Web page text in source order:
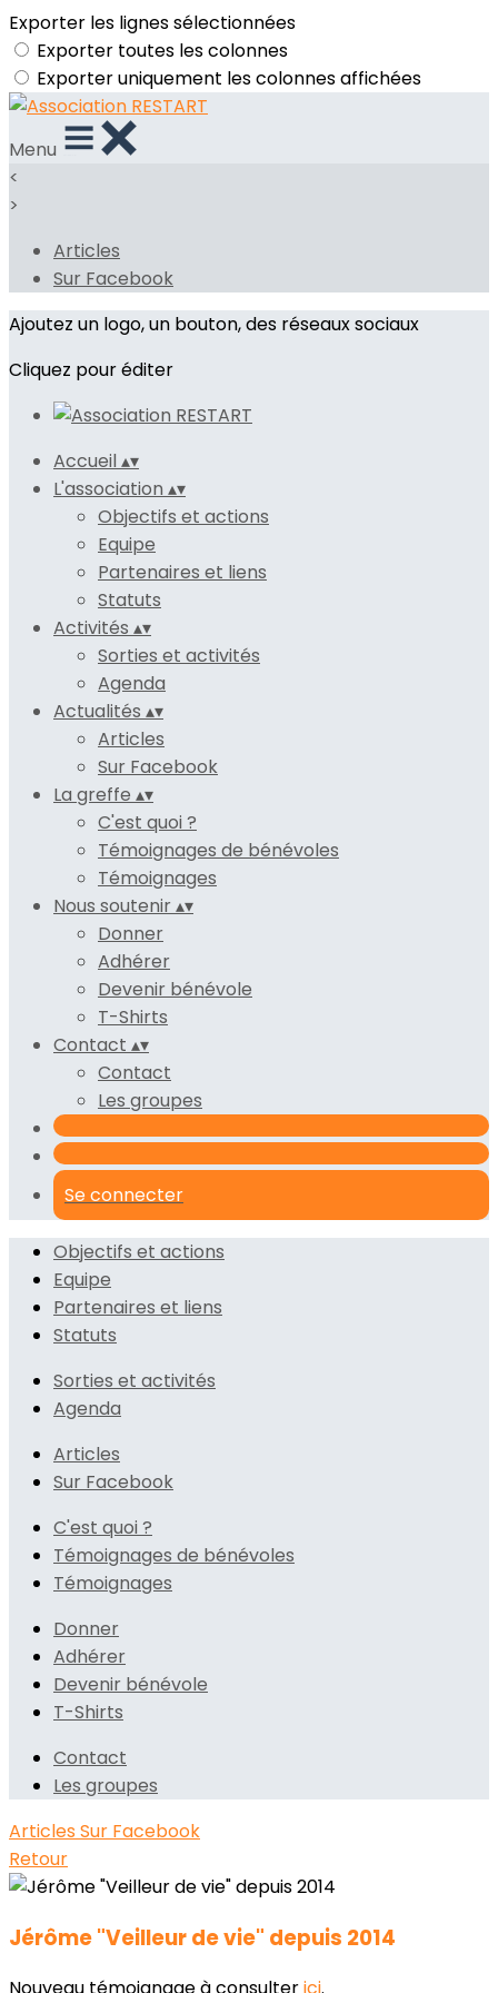
Exporter les lignes sélectionnées
Exporter toutes les colonnes
Exporter uniquement les colonnes affichées
Menu
<
>
Articles
Sur Facebook
Ajoutez un logo, un bouton, des réseaux sociaux
Cliquez pour éditer
Accueil▴▾
L'association ▴▾
Objectifs et actions
Equipe
Partenaires et liens
Statuts
Activités ▴▾
Sorties et activités
Agenda
Actualités ▴▾
Articles
Sur Facebook
La greffe ▴▾
C'est quoi ?
Témoignages de bénévoles
Témoignages
Nous soutenir▴▾
Donner
Adhérer
Devenir bénévole
T-Shirts
Contact ▴▾
Contact
Les groupes
Se connecter
Objectifs et actions
Equipe
Partenaires et liens
Statuts
Sorties et activités
Agenda
Articles
Sur Facebook
C'est quoi ?
Témoignages de bénévoles
Témoignages
Donner
Adhérer
Devenir bénévole
T-Shirts
Contact
Les groupes
Articles Sur Facebook
Retour
Jérôme "Veilleur de vie" depuis 2014